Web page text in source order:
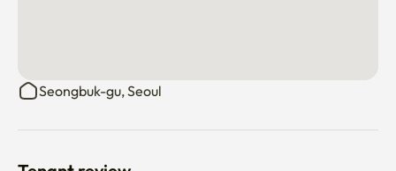
경복궁 한복 체험 북촌한옥마을 산책 인사동 전통거리 탐방 광장시
장 먹거리 체험
Seongbuk-gu, Seoul